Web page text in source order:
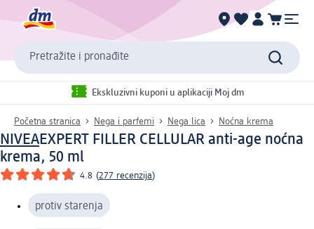
Pretražite i pronađite
Ekskluzivni kuponi u aplikaciji Moj dm
Početna stranica Nega i parfemi Nega lica Noćna krema
NIVEAEXPERT FILLER CELLULAR anti-age noćna
krema, 50 ml
4.8 (277 recenzija)
protiv starenja